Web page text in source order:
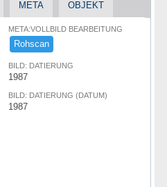
META OBJEKT
META:VOLLBILD BEARBEITUNG
Rohscan
BILD: DATIERUNG
1987
BILD: DATIERUNG (DATUM)
1987